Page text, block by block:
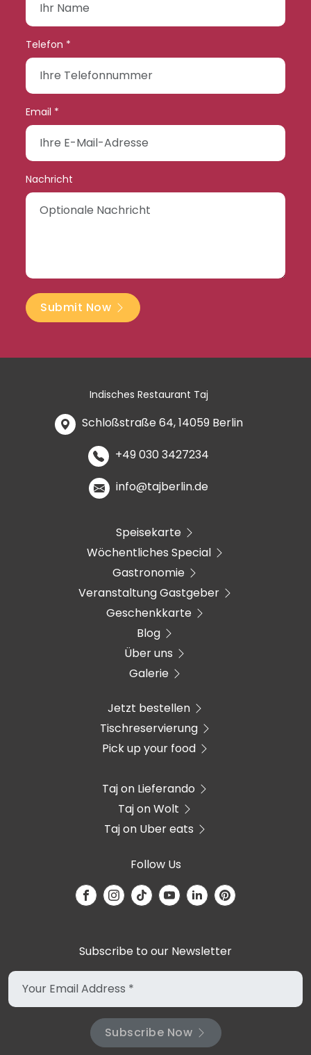
Telefon *
Email *
Nachricht
Submit Now
Indisches Restaurant Taj
Schloßstraße 64, 14059 Berlin
+49 030 3427234
info@tajberlin.de
Speisekarte
Wöchentliches Special
Gastronomie
Veranstaltung Gastgeber
Geschenkkarte
Blog
Über uns
Galerie
Jetzt bestellen
Tischreservierung
Pick up your food
Taj on Lieferando
Taj on Wolt
Taj on Uber eats
Follow Us
Subscribe to our Newsletter
Subscribe Now